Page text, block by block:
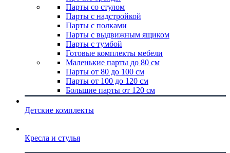
Парты со стулом
Парты с надстройкой
Парты с полками
Парты с выдвижным ящиком
Парты с тумбой
Готовые комплекты мебели
Маленькие парты до 80 см
Парты от 80 до 100 см
Парты от 100 до 120 см
Большие парты от 120 см
Детские комплекты
Кресла и стулья